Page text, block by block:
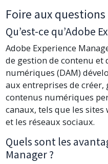
Foire aux questions
Qu’est-ce qu’Adobe
Adobe Experience
de gestion de contenu et
numériques (DAM)
aux entreprises de
contenus numériques
canaux, tels que les
et les réseaux sociaux.
Quels sont les
Manager ?